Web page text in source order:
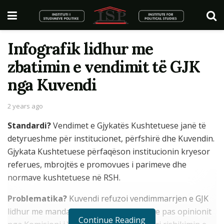
Infografik lidhur me
zbatimin e vendimit të GJK
nga Kuvendi
2 years ago
Standardi?Vendimet e Gjykatës Kushtetuese janë të
detyrueshme për institucionet, përfshirë dhe Kuvendin.
Gjykata Kushtetuese përfaqëson institucionin kryesor
referues, mbrojtës e promovues i parimeve dhe
normave kushtetuese në RSH.
Problematika? Kuvendi refuzoi vendimmarrjen e GJK
lidhur me mandatin e një deputeti, si dhe pas opinionit
Continue Reading